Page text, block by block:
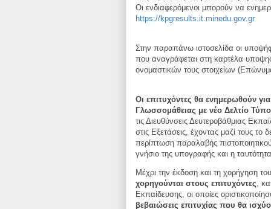
Οι ενδιαφερόμενοι μπορούν να
https://kpgresults.it.minedu.gov.gr
Στην παραπάνω ιστοσελίδα οι
που αναγράφεται στη καρτέλα
ονομαστικών τους στοιχείων
Οι επιτυχόντες θα ενημερωθούν
Γλωσσομάθειας με νέο Δελτίο
τις Διευθύνσεις Δευτεροβάθμιας
στις Εξετάσεις, έχοντας μαζί τους το
περίπτωση παραλαβής
γνήσιο της υπογραφής και η
Μέχρι την έκδοση και τη χορήγηση
χορηγούνται στους επιτυχόντες ,
Εκπαίδευσης, οι οποίες
βεβαιώσεις επιτυχίας που θα